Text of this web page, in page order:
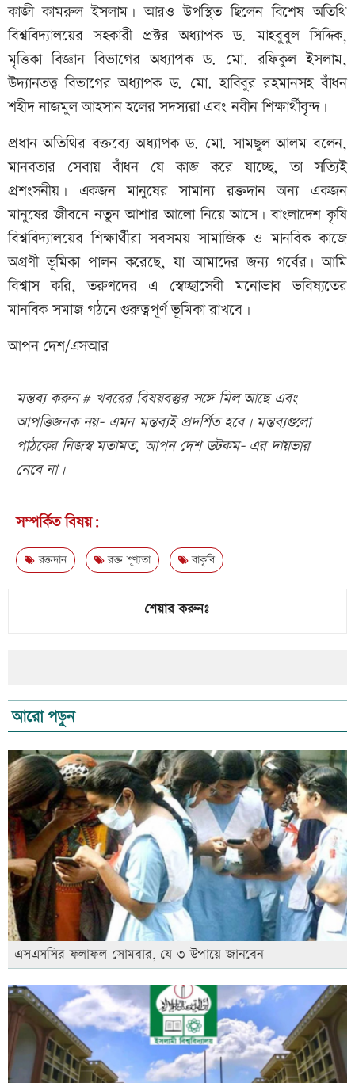
কাজী কামরুল ইসলাম। আরও উপস্থিত ছিলেন বিশেষ অতিথি
বিশ্ববিদ্যালয়ের সহকারী প্রক্টর অধ্যাপক ড. মাহবুবুল সিদ্দিক,
মৃত্তিকা বিজ্ঞান বিভাগের অধ্যাপক ড. মো. রফিকুল ইসলাম,
উদ্যানতত্ত্ব বিভাগের অধ্যাপক ড. মো. হাবিবুর রহমানসহ বাঁধন
শহীদ নাজমুল আহসান হলের সদস্যরা এবং নবীন শিক্ষার্থীবৃন্দ।
প্রধান অতিথির বক্তব্যে অধ্যাপক ড. মো. সামছুল আলম বলেন,
মানবতার সেবায় বাঁধন যে কাজ করে যাচ্ছে, তা সত্যিই
প্রশংসনীয়। একজন মানুষের সামান্য রক্তদান অন্য একজন
মানুষের জীবনে নতুন আশার আলো নিয়ে আসে। বাংলাদেশ কৃষি
বিশ্ববিদ্যালয়ের শিক্ষার্থীরা সবসময় সামাজিক ও মানবিক কাজে
অগ্রণী ভূমিকা পালন করেছে, যা আমাদের জন্য গর্বের। আমি
বিশ্বাস করি, তরুণদের এ স্বেচ্ছাসেবী মনোভাব ভবিষ্যতের
মানবিক সমাজ গঠনে গুরুত্বপূর্ণ ভূমিকা রাখবে।
আপন দেশ/এসআর
মন্তব্য করুন # খবরের বিষয়বস্তুর সঙ্গে মিল আছে এবং
আপত্তিজনক নয়- এমন মন্তব্যই প্রদর্শিত হবে। মন্তব্যগুলো
পাঠকের নিজস্ব মতামত, আপন দেশ ডটকম- এর দায়ভার
নেবে না।
সম্পর্কিত বিষয়:
রক্তদান রক্ত শূণ্যতা বাকৃবি
শেয়ার করুনঃ
আরো পড়ুন
এসএসসির ফলাফল সোমবার, যে ৩ উপায়ে জানবেন